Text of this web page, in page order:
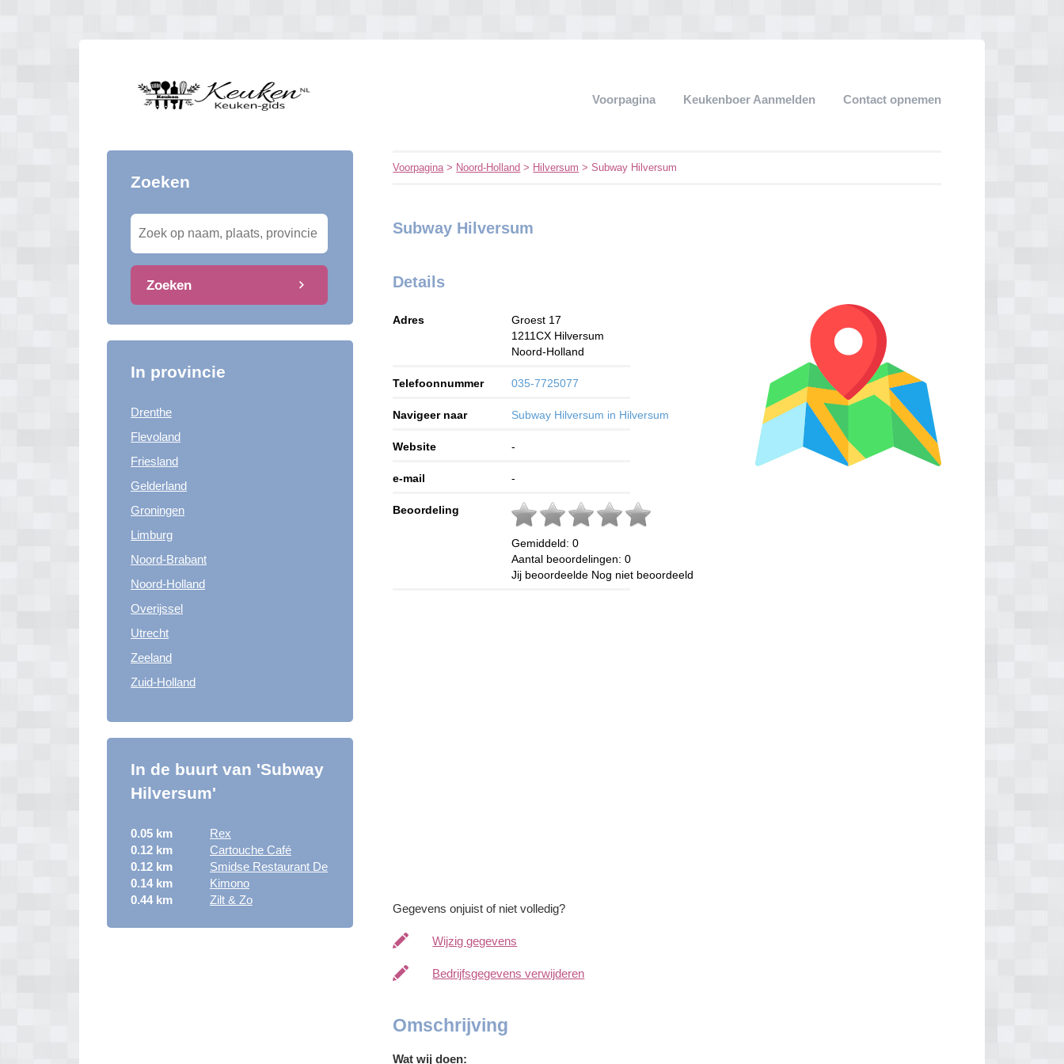
Voorpagina Keukenboer Aanmelden Contact opnemen
Zoeken
Zoeken
In provincie
Drenthe
Flevoland
Friesland
Gelderland
Groningen
Limburg
Noord-Brabant
Noord-Holland
Overijssel
Utrecht
Zeeland
Zuid-Holland
In de buurt van 'Subway
Hilversum'
0.05 km
Rex
0.12 km
Cartouche Café
0.12 km
Smidse Restaurant De
0.14 km
Kimono
0.44 km
Zilt & Zo
Voorpagina> Noord-Holland > Hilversum > Subway Hilversum
Subway Hilversum
Details
Adres
Groest 17
1211CX Hilversum
Noord-Holland
Telefoonnummer 035-7725077
Navigeer naar Subway Hilversum in Hilversum
Website -
e-mail -
Beoordeling
Gemiddeld:0
Aantal beoordelingen:0
Jij beoordeelde Nog niet beoordeeld
Gegevens onjuist of niet volledig?
Wijzig gegevens
Bedrijfsgegevens verwijderen
Omschrijving
Wat wij doen: